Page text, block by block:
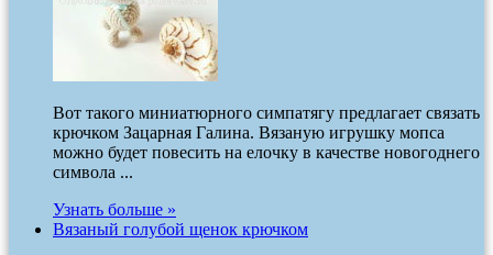
Вот такого миниатюрного симпатягу предлагает связать
крючком Зацарная Галина. Вязаную игрушку мопса
можно будет повесить на елочку в качестве новогоднего
символа ...
Узнать больше »
Вязаный голубой щенок крючком